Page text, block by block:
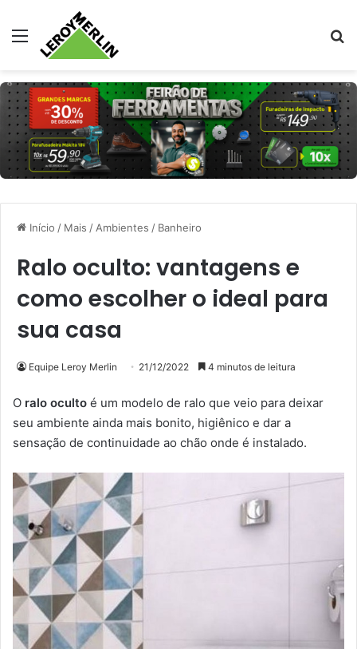
Menu
Início / Mais /Ambientes / Banheiro
Ralo oculto: vantagens e
como escolher o ideal para
sua casa
Equipe Leroy Merlin 21/12/2022 4 minutos de leitura
O ralo oculto é um modelo de ralo que veio para deixar
seu ambiente ainda mais bonito, higiênico e dar a
sensação de continuidade ao chão onde é instalado.